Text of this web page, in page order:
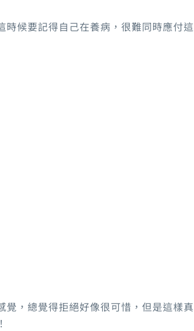
時候要記得自己在養病，很難同時應付這
覺，總覺得拒絕好像很可惜，但是這樣真